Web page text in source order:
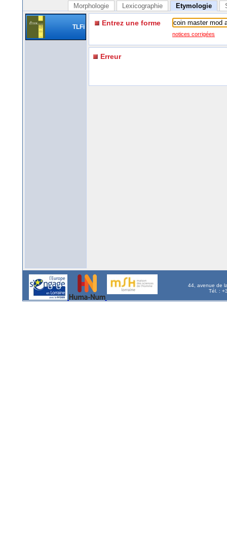
Morphologie Lexicographie Etymologie
TLFi Entrez une forme
notices corrigées
Erreur
44, avenue de
Tél. :